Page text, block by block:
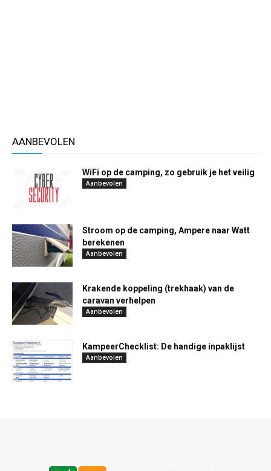
AANBEVOLEN
WiFi op de camping, zo gebruik je het veilig
Aanbevolen
Stroom op de camping, Ampere naar Watt
berekenen
Aanbevolen
Krakende koppeling (trekhaak) van de
caravan verhelpen
Aanbevolen
KampeerChecklist: De handige inpaklijst
Aanbevolen